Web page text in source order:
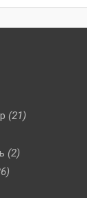
(21)
(2)